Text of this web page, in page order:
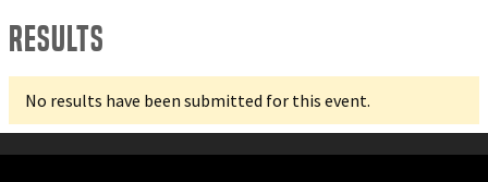
Results
No results have been submitted for this event.